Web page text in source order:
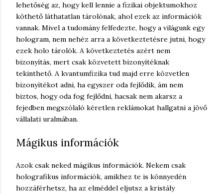
lehetőség az, hogy kell lennie a fizikai objektumokhoz
köthető láthatatlan tárolónak, ahol ezek az információk
vannak. Mivel a tudomány felfedezte, hogy a világunk egy
hologram, nem nehéz arra a következtetésre jutni, hogy
ezek holo tárolók. A következtetés azért nem
bizonyítás, mert csak közvetett bizonyítéknak
tekinthető. A kvantumfizika tud majd erre közvetlen
bizonyítékot adni, ha egyszer oda fejlődik, ám nem
biztos, hogy oda fog fejlődni, hacsak nem akarsz a
fejedben megszólaló kéretlen reklámokat hallgatni a jövő
vállalati uralmában.
Mágikus információk
Azok csak neked mágikus információk. Nekem csak
holografikus információk, amikhez te is könnyedén
hozzáférhetsz, ha az elméddel eljutsz a kristály